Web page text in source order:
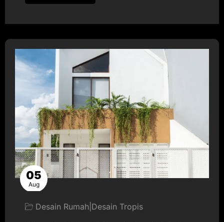
05
Aug
Desain Rumah Desain Tropis